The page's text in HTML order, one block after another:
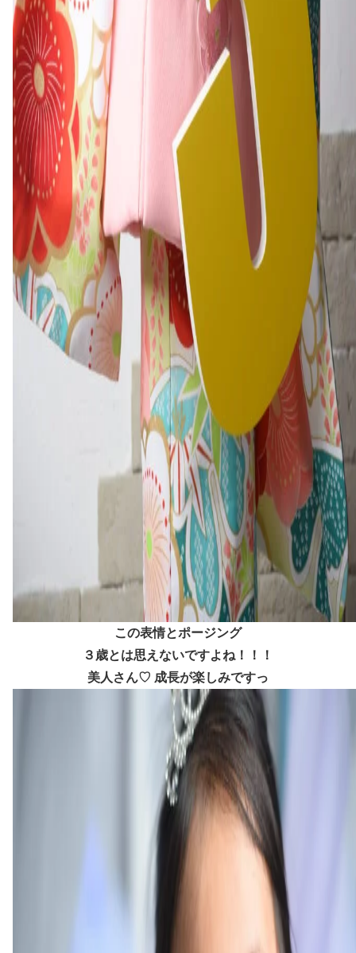
この表情とポージング
３歳とは思えないですよね！！！
美人さん♡ 成長が楽しみですっ